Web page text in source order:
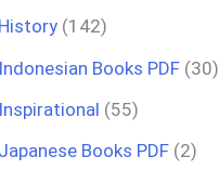
History (142)
Indonesian Books PDF (30)
Inspirational (55)
Japanese Books PDF (2)